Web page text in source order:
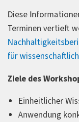
Diese
Terminen vertieft
für
Ziele des
Einheitlicher
Anwendung